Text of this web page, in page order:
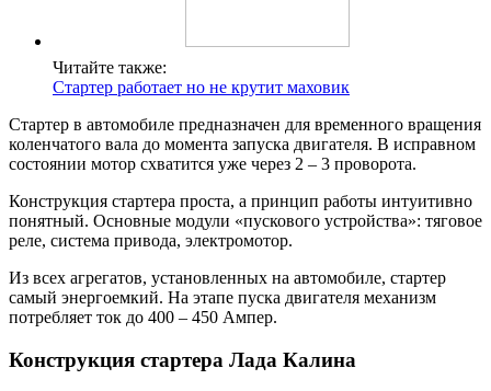
Читайте также:
Стартер работает но не крутит маховик
Стартер в автомобиле предназначен для временного вращения
коленчатого вала до момента запуска двигателя. В исправном
состоянии мотор схватится уже через 2 – 3 проворота.
Конструкция стартера проста, а принцип работы интуитивно
понятный. Основные модули «пускового устройства»: тяговое
реле, система привода, электромотор.
Из всех агрегатов, установленных на автомобиле, стартер
самый энергоемкий. На этапе пуска двигателя механизм
потребляет ток до 400 – 450 Ампер.
Конструкция стартера Лада Калина